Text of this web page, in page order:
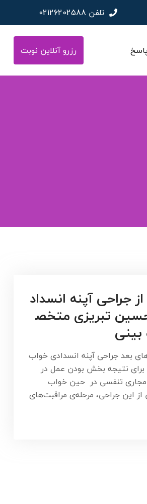
تلفن 02126202588
رزرو آنلاین نوبت
جراحی آپنه انسداد
تبریزی متخص
بعد جراحی آپنه انسدادی خواب
برای نتیجه بخش بودن عمل در
مجاری تنفسی در حین خواب
این جراحی، مرحله‌ی مراقبت‌های